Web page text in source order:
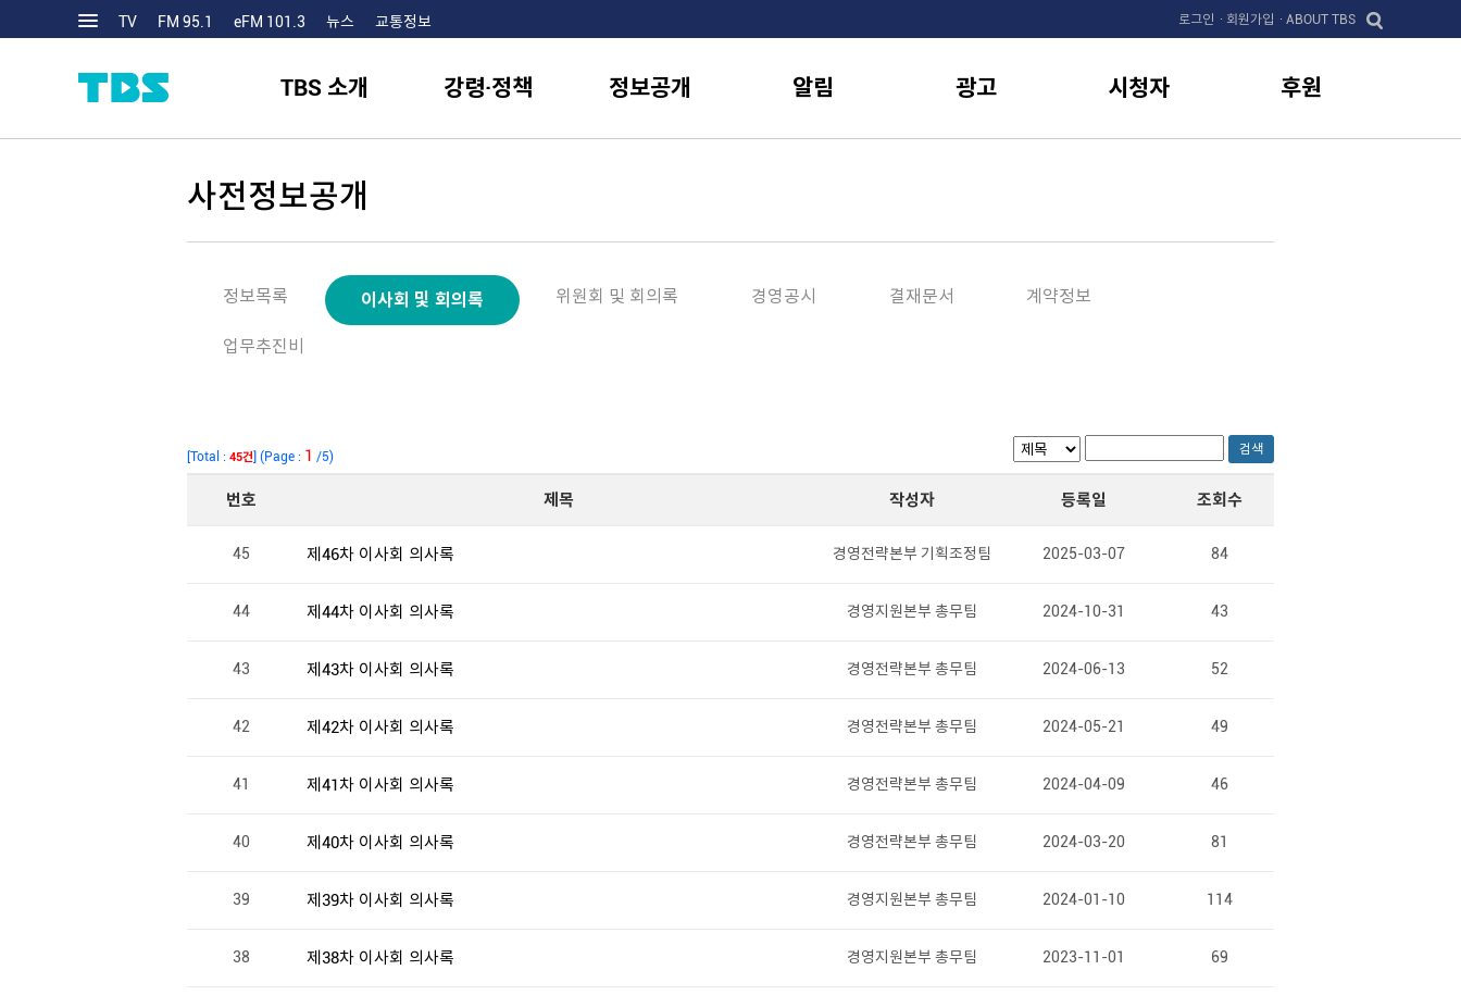
TV FM 95.1 eFM 101.3 뉴스 교통정보 로그인 · 회원가입 · ABOUT TBS
TBS 소개 강령·정책 정보공개 알림 광고 시청자 후원
사전정보공개
정보목록 이사회 및 회의록 위원회 및 회의록 경영공시 결재문서 계약정보
업무추진비
[Total : 45건] (Page : 1 /5) 검색
번호 제목 작성자 등록일 조회수
45 제46차 이사회 의사록 경영전략본부 기획조정팀 2025-03-07 84
44 제44차 이사회 의사록 경영지원본부 총무팀 2024-10-31 43
43 제43차 이사회 의사록 경영전략본부 총무팀 2024-06-13 52
42 제42차 이사회 의사록 경영전략본부 총무팀 2024-05-21 49
41 제41차 이사회 의사록 경영전략본부 총무팀 2024-04-09 46
40 제40차 이사회 의사록 경영전략본부 총무팀 2024-03-20 81
39 제39차 이사회 의사록 경영지원본부 총무팀 2024-01-10 114
38 제38차 이사회 의사록 경영지원본부 총무팀 2023-11-01 69